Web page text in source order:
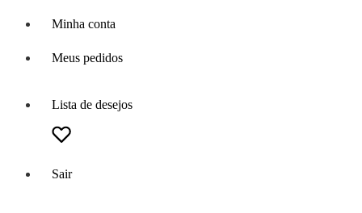
Minha conta
Meus pedidos
Lista de desejos
Sair